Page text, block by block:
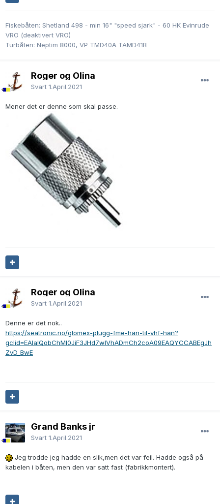
Fiskebåten: Shetland 498 - min 16" "speed sjark" - 60 HK Evinrude
VRO (deaktivert VRO)
Turbåten: Neptim 8000, VP TMD40A TAMD41B
Roger og Olina
Svart 1.April.2021
Mener det er denne som skal passe.
Roger og Olina
Svart 1.April.2021
Denne er det nok..
https://seatronic.no/glomex-plugg-fme-han-til-vhf-han?
gclid=EAIaIQobChMI0JiF3JHd7wIVhADmCh2coA09EAQYCCABEgJh
ZvD_BwE
Grand Banks jr
Svart 1.April.2021
Jeg trodde jeg hadde en slik,men det var feil. Hadde også på
kabelen i båten, men den var satt fast (fabrikkmontert).